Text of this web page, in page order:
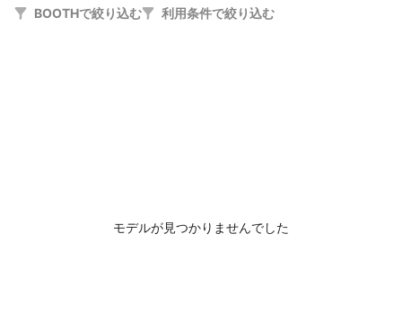
BOOTHで絞り込む 利用条件で絞り込む
モデルが見つかりませんでした